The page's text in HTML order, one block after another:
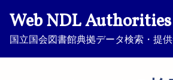
Web NDL Authorities
国立国会図書館典拠データ検索・提